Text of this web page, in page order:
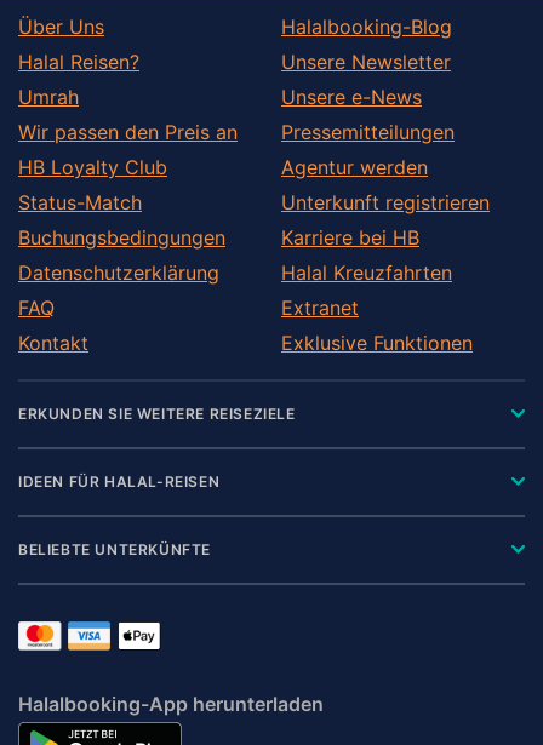
Über Uns
Halal Reisen?
Umrah
Wir passen den Preis an
HB Loyalty Club
Status-Match
Buchungsbedingungen
Datenschutzerklärung
FAQ
Kontakt
Halalbooking-Blog
Unsere Newsletter
Unsere e-News
Pressemitteilungen
Agentur werden
Unterkunft registrieren
Karriere bei HB
Halal Kreuzfahrten
Extranet
Exklusive Funktionen
ERKUNDEN SIE WEITERE REISEZIELE
IDEEN FÜR HALAL-REISEN
BELIEBTE UNTERKÜNFTE
Halalbooking-App herunterladen